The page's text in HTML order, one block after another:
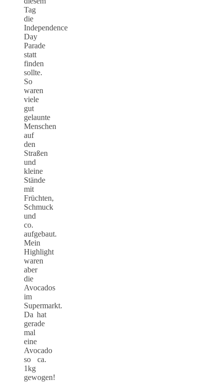
Tag
die
Independence
Day
Parade
statt
finden
sollte.
So
waren
viele
gut
gelaunte
Menschen
auf
den
Straßen
und
kleine
Stände
mit
Früchten,
Schmuck
und
co.
aufgebaut.
Mein
Highlight
waren
aber
die
Avocados
im
Supermarkt.
Da hat
gerade
mal
eine
Avocado
so ca.
1kg
gewogen!